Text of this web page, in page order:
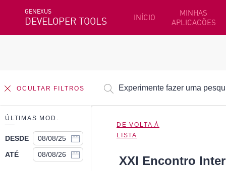
GENEXUS
DEVELOPER TOOLS INÍCIO
MINHAS
APLICACÕES